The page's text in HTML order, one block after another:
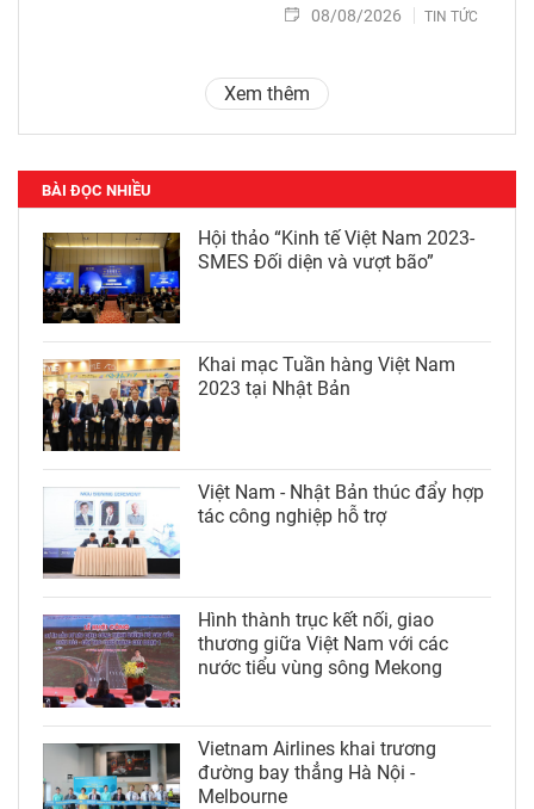
08/08/2026 TIN TỨC
Xem thêm
BÀI ĐỌC NHIỀU
Hội thảo “Kinh tế Việt Nam 2023-
SMES Đối diện và vượt bão”
Khai mạc Tuần hàng Việt Nam
2023 tại Nhật Bản
Việt Nam - Nhật Bản thúc đẩy hợp
tác công nghiệp hỗ trợ
Hình thành trục kết nối, giao
thương giữa Việt Nam với các
nước tiểu vùng sông Mekong
Vietnam Airlines khai trương
đường bay thẳng Hà Nội -
Melbourne